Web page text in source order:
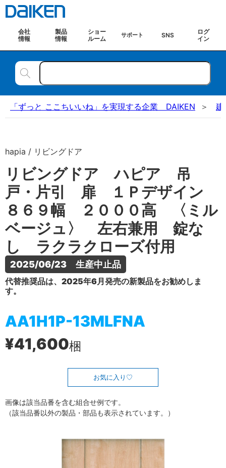
会社
情報
製品
情報
ショー
ルーム
サポート SNS
ログ
イン
「ずっと ここちいいね」を実現する企業 DAIKEN 建
hapia / リビングドア
リビングドア ハピア 吊
戸・片引 扉 １Ｐデザイン
８６９幅 ２０００高 〈ミル
ベージュ〉 左右兼用 錠な
し ラクラクローズ付用
2025/06/23　生産中止品
代替推奨品は、2025年6月発売の新製品をお勧めしま
す。
AA1H1P-13MLFNA
¥41,600梱
お気に入り
画像は該当品番を含む組合せ例です。
（該当品番以外の製品・部品も表示されています。）